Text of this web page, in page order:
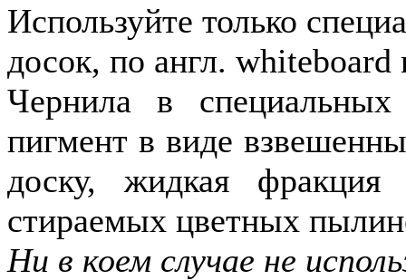
Используйте только
досок, по англ.
Чернила в
пигмент в виде
доску, жидкая
стираемых цветных
Ни в коем случае не